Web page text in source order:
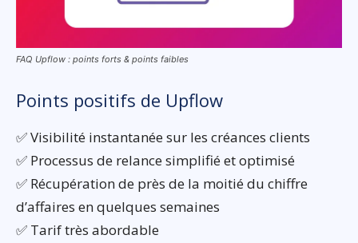
FAQ Upflow : points forts & points faibles
Points positifs de Upflow
✅ Visibilité instantanée sur les créances clients
✅ Processus de relance simplifié et optimisé
✅ Récupération de près de la moitié du chiffre
d’affaires en quelques semaines
✅ Tarif très abordable